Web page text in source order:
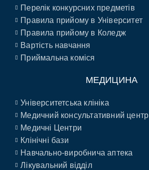
Перелік конкурсних предметів
Правила прийому в Університет
Правила прийому в Коледж
Вартість навчання
Приймальна коміся
МЕДИЦИНА
Університетська клініка
Медичний консультативний центр
Медичні Центри
Клінічні бази
Навчально-виробнича аптека
Лікувальний відділ